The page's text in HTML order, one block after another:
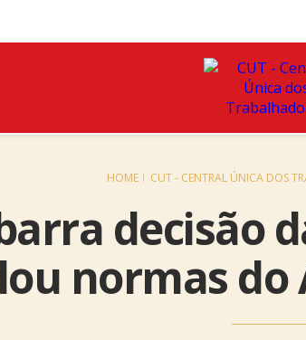
HOME CUT - CENTRAL ÚNICA DOS
decisão
normas do